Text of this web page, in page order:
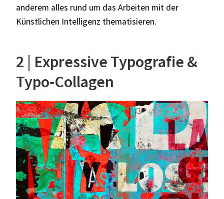
anderem alles rund um das Arbeiten mit der
Künstlichen Intelligenz thematisieren.
2 | Expressive Typografie &
Typo-Collagen